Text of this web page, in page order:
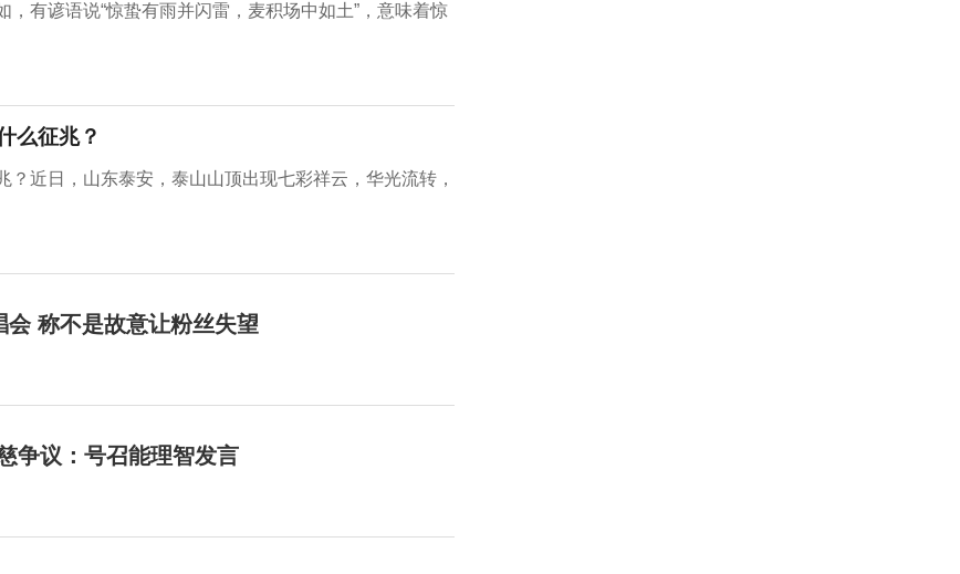
有谚语说“惊蛰有雨并闪雷，麦积场中如土”，意味着惊
么征兆？
近日，山东泰安，泰山山顶出现七彩祥云，华光流转，
会 称不是故意让粉丝失望
争议：号召能理智发言